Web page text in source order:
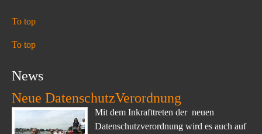
To top
To top
News
Neue DatenschutzVerordnung
Mit dem Inkrafttreten der neuen
Datenschutzverordnung wird es auch auf